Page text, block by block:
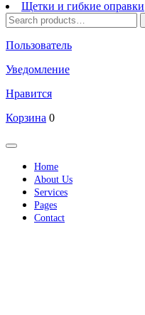
Щетки и гибкие оправки
Search
for:
Пользователь
Уведомление
Нравится
Корзина 0
Кнопка
Открыть
Home
About Us
Services
Pages
Contact